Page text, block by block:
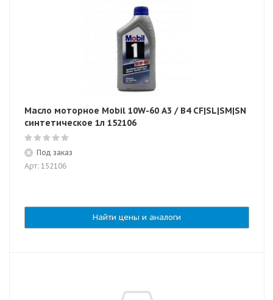
Масло моторное Mobil 10W-60 A3 / B4 CF|SL|SM|SN
синтетическое 1л 152106
Под заказ
Арт: 152106
Найти цены и аналоги